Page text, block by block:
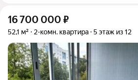
16 700 000 ₽
52,1 м² 2-комн. квартира 5 этаж из 12